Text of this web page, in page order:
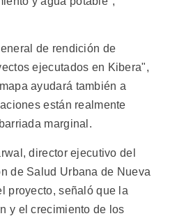
de rendición de
ejecutados en Kibera",
ayudará también a
están realmente
marginal.
director ejecutivo del
de Salud Urbana de Nueva
proyecto, señaló que la
y el crecimiento de los